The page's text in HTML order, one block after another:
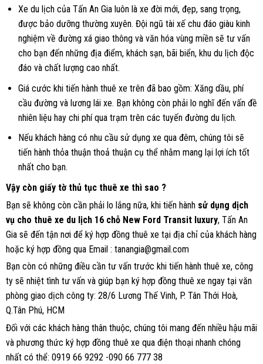
Xe du lịch của Tấn An Gia luôn là xe đời mới, đẹp, sang trọng,
được bảo dưỡng thường xuyên. Đội ngũ tài xế chu đáo giàu kinh
nghiệm về đường xá giao thông và văn hóa vùng miền sẽ tư vấn
cho bạn đến những địa điểm, khách sạn, bãi biển, khu du lịch độc
đáo và chất lượng cao nhất.
Giá cước khi tiến hành thuê xe trên đã bao gồm: Xăng dầu, phí
cầu đường và lương lái xe. Bạn không còn phải lo nghĩ đến vấn đề
nhiên liệu hay chi phí qua trạm trên các tuyến đường du lịch.
Nếu khách hàng có nhu cầu sử dụng xe qua đêm, chúng tôi sẽ
tiến hành thỏa thuận thoả thuận cụ thể nhằm mang lại lợi ích tốt
nhất cho bạn.
Vậy còn giấy tờ thủ tục thuê xe thì sao ?
Bạn sẽ không còn cần phải lo lắng nữa, khi tiến hành sử dụng dịch
vụ cho thuê xe du lịch 16 chỗ New Ford Transit luxury, Tấn An
Gia sẽ đến tận nơi để ký hợp đồng thuê xe tại địa chỉ của khách hàng
hoặc ký hợp đồng qua Email : tanangia@gmail.com
Bạn còn có những điều cần tư vấn trước khi tiến hành thuê xe, công
ty sẽ nhiệt tình tư vấn và giúp bạn ký hợp đồng thuê xe ngay tại văn
phòng giao dịch công ty: 28/6 Lương Thế Vinh, P. Tân Thới Hoà,
Q.Tân Phú, HCM
Đối với các khách hàng thân thuộc, chúng tôi mang đến nhiều hậu mãi
và phương thức ký hợp đồng thuê xe qua điện thoại nhanh chóng
nhất có thể: 0919 66 9292 -090 66 777 38